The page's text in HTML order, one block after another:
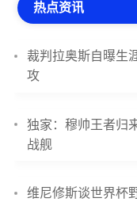
热点资讯
裁判拉奥斯自曝生
攻
独家：穆帅王者归
战舰
维尼修斯谈世界杯